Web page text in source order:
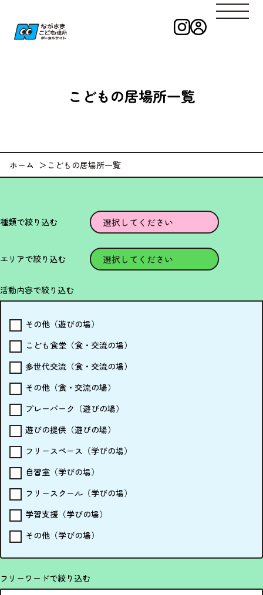
ながさきこども
こどもの居場所一覧
ホーム こどもの居場所一覧
種類で絞り込む
エリアで絞り込む
活動内容で絞り込む
その他（遊びの場）
こども食堂（食・交流の場）
多世代交流（食・交流の場）
その他（食・交流の場）
プレーパーク（遊びの場）
遊びの提供（遊びの場）
フリースペース（学びの場）
自習室（学びの場）
フリースクール（学びの場）
学習支援（学びの場）
その他（学びの場）
フリーワードで絞り込む